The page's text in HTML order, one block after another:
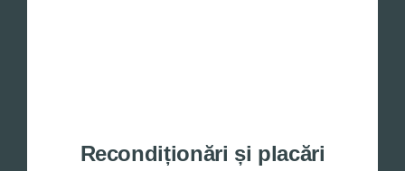
Recondiționări și placări